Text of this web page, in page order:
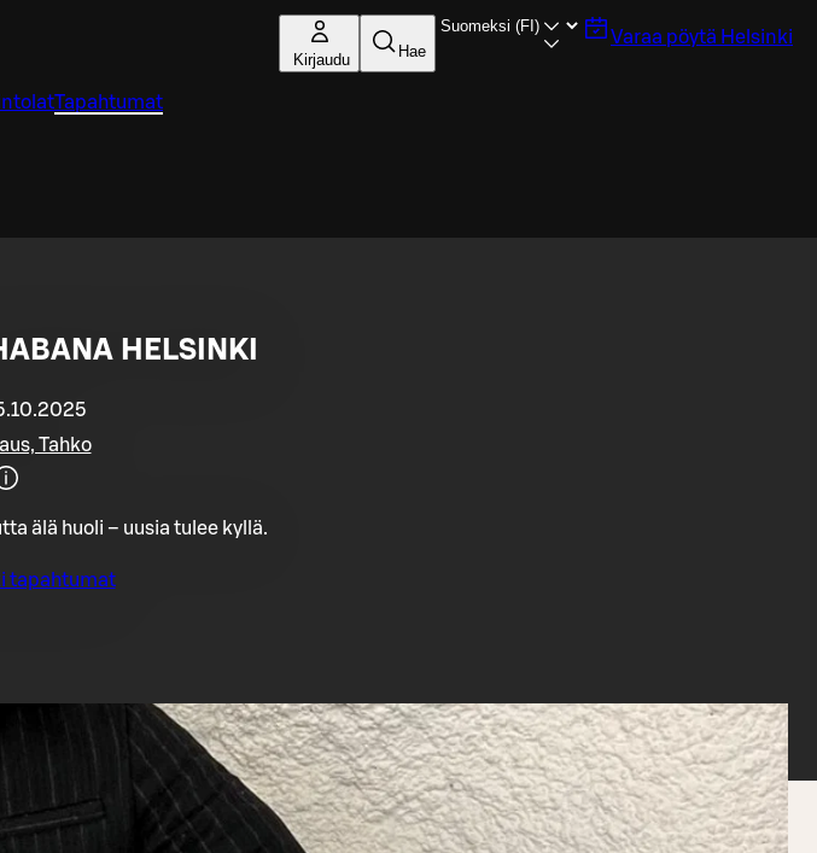
Kirjaudu Hae
Varaa pöytä Helsinki
Tapahtumat
HELSINKI
Tahko
älä huoli – uusia tulee kyllä.
tapahtumat